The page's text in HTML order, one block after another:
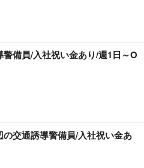
備員/入社祝い金あり/週1日～O
交通誘導警備員/入社祝い金あ